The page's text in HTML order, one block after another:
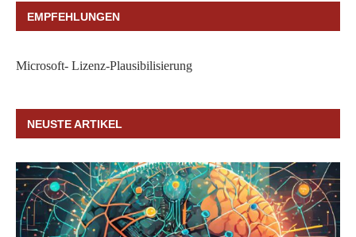
EMPFEHLUNGEN
Microsoft- Lizenz-Plausibilisierung
NEUSTE ARTIKEL